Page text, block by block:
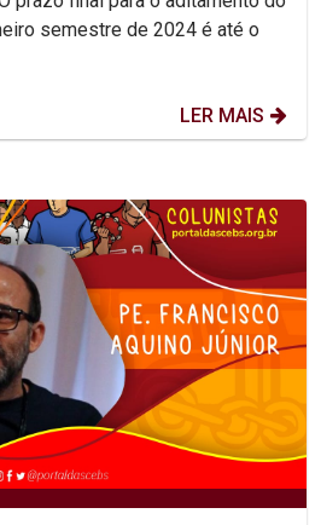
semestre de 2024 é até o
LER MAIS